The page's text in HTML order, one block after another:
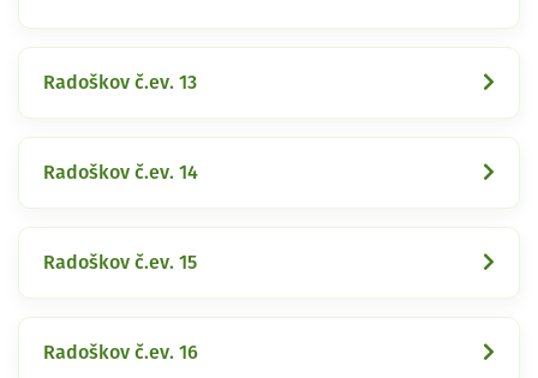
Radoškov č.ev. 13
Radoškov č.ev. 14
Radoškov č.ev. 15
Radoškov č.ev. 16